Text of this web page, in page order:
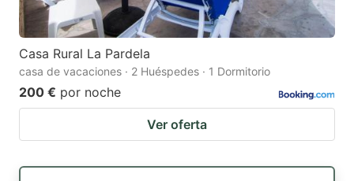
Casa Rural La Pardela
casa de vacaciones · 2 Huéspedes · 1 Dormitorio
200 € por noche
Ver oferta